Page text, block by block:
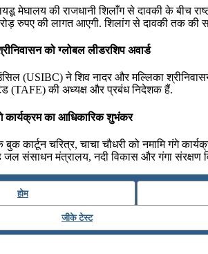
मेघालय की राजधानी शिलाँग से दावकी के बीच
रुपए की लागत आएगी. शिलांग से दावकी तक की
को ग्लोबल लीडरशिप अवार्ड
(USIBC) ने शिव नादर और मल्लिका
(TAFE) की अध्यक्ष और प्रबंध निदेशक हैं.
कार्यक्रम का आधिकारिक शुभंकर
बुक कार्टून चरित्र, चाचा चौधरी को नमामि गंगे
संसाधन मंत्रालय, नदी विकास और गंगा संरक्षण
होम
जीके टेस्ट